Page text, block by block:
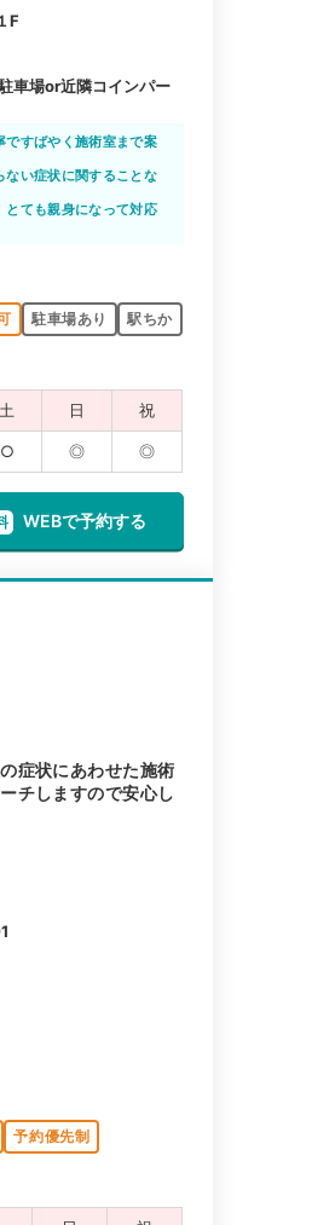
F
車場or近隣コインパー
ですばやく施術室まで案
ない症状に関することな
とても親身になって対応
駐車場あり
駅ちか
土 日 祝
○ ◎ ◎
WEBで予約する
症状にあわせた施術
チしますので安心し
予約優先制